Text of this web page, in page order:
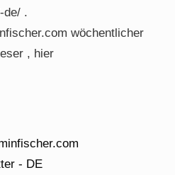
de/ .
wöchentlicher
, hier